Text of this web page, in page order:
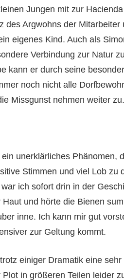
Jungen mit zur
des Argwohns der
eigenes Kind. Auch als
Verbindung zur Natur
kann er durch seine
noch nicht alle
Missgunst nehmen weiter zu.
unerklärliches Phänomen,
Stimmen und viel Lob zu
ich sofort drin in der
und hörte die Bienen
inne. Ich kann mir gut
zur Geltung kommt.
einiger Dramatik eine
in größeren Teilen leider